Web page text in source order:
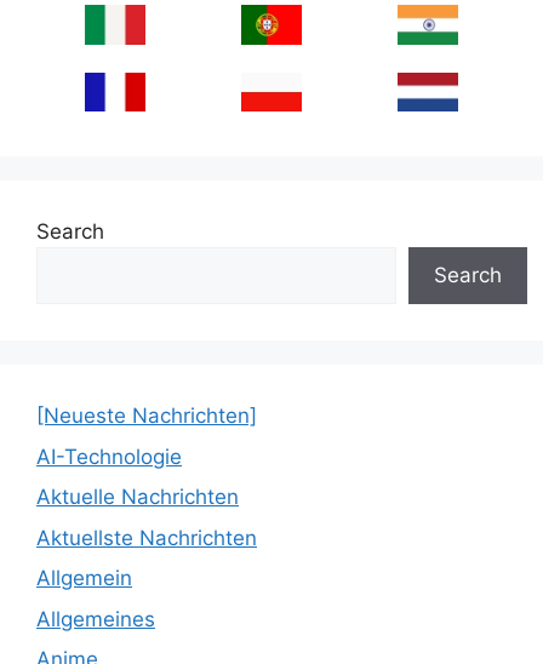
Search
Search
[Neueste Nachrichten]
AI-Technologie
Aktuelle Nachrichten
Aktuellste Nachrichten
Allgemein
Allgemeines